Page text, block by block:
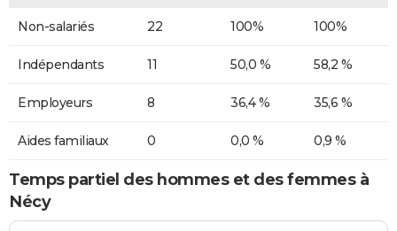
Non-salariés 22 100% 100%
Indépendants 11 50,0 % 58,2 %
Employeurs 8 36,4 % 35,6 %
Aides familiaux 0 0,0 % 0,9 %
Temps partiel des hommes et des femmes à
Nécy